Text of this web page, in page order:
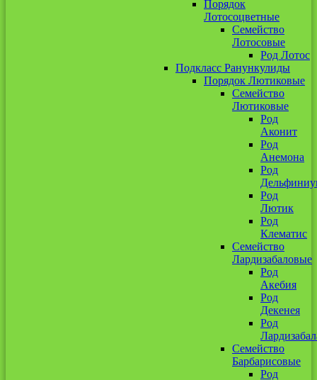
Порядок
Лотосоцветные
Семейство
Лотосовые
Род Лотос
Подкласс Ранункулиды
Порядок Лютиковые
Семейство
Лютиковые
Род
Аконит
Род
Анемона
Род
Род
Лютик
Род
Клематис
Семейство
Лардизабаловые
Род
Акебия
Род
Декенея
Род
Семейство
Барбарисовые
Род